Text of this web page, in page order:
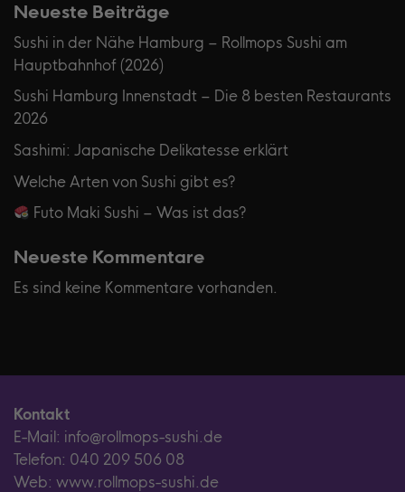
Neueste Beiträge
Sushi in der Nähe Hamburg – Rollmops Sushi am
Hauptbahnhof (2026)
Sushi Hamburg Innenstadt – Die 8 besten Restaurants
2026
Sashimi: Japanische Delikatesse erklärt
Welche Arten von Sushi gibt es?
Futo Maki Sushi – Was ist das?
Neueste Kommentare
Es sind keine Kommentare vorhanden.
Kontakt
E-Mail: info@rollmops-sushi.de
Telefon: 040 209 506 08
Web: www.rollmops-sushi.de